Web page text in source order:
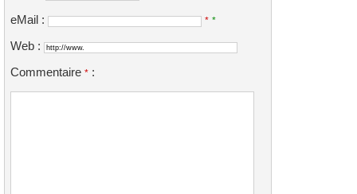
eMail : * *
Web :
Commentaire * :